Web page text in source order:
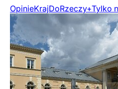
OpinieKrajDoRzeczy+Tylko